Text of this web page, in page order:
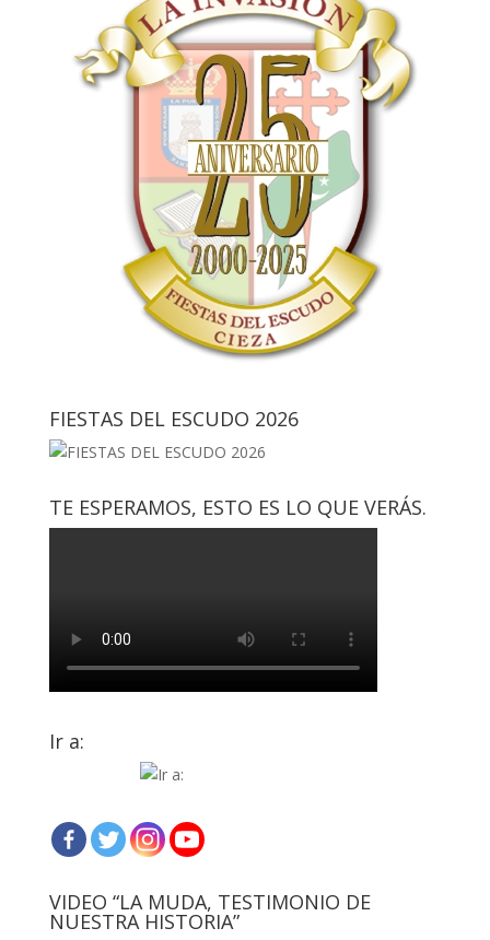
FIESTAS DEL ESCUDO 2026
TE ESPERAMOS, ESTO ES LO QUE VERÁS.
Ir a:
VIDEO “LA MUDA, TESTIMONIO DE
NUESTRA HISTORIA”